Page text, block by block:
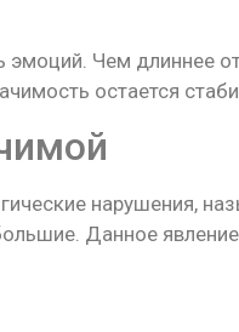
эмоций. Чем длиннее
остается
нарушения,
Данное